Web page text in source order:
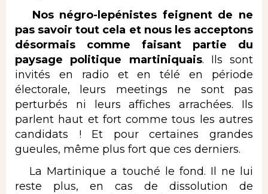
Nos négro-lepénistes feignent de ne
pas savoir tout cela et nous les acceptons
désormais comme faisant partie du
paysage politique martiniquais. Ils sont
invités en radio et en télé en période
électorale, leurs meetings ne sont pas
perturbés ni leurs affiches arrachées. Ils
parlent haut et fort comme tous les autres
candidats ! Et pour certaines grandes
gueules, même plus fort que ces derniers.
La Martinique a touché le fond. Il ne lui
reste plus, en cas de dissolution de